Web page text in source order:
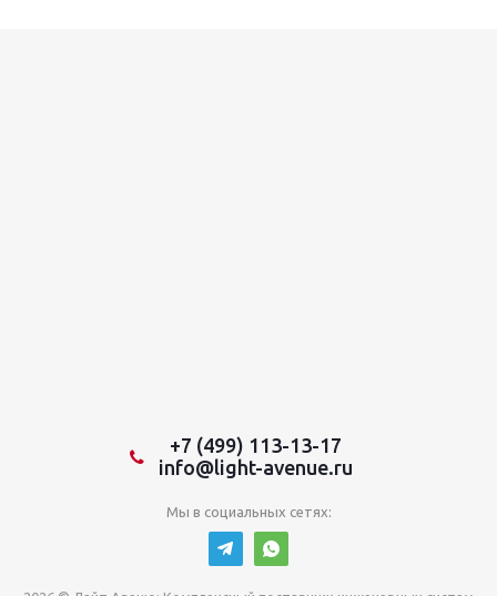
+7 (499) 113-13-17
info@light-avenue.ru
Мы в социальных сетях: